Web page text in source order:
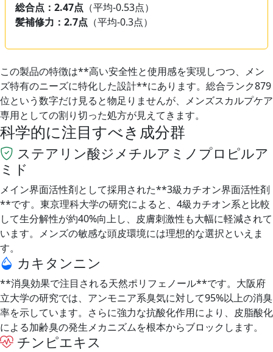
総合点：2.47点 （平均-0.53点）
髪補修力：2.7点 （平均-0.3点）
この製品の特徴は**高い安全性と使用感を実現しつつ、メン
ズ特有のニーズに特化した設計**にあります。総合ランク879
位という数字だけ見ると物足りませんが、メンズスカルプケア
専用としての割り切った処方が見えてきます。
科学的に注目すべき成分群
ステアリン酸ジメチルアミノプロピルア
ミド
メイン界面活性剤として採用された**3級カチオン界面活性剤
**です。東京理科大学の研究によると、4級カチオン系と比較
して生分解性が約40%向上し、皮膚刺激性も大幅に軽減されて
います。メンズの敏感な頭皮環境には理想的な選択といえま
す。
カキタンニン
**消臭効果で注目される天然ポリフェノール**です。大阪府
立大学の研究では、アンモニア系臭気に対して95%以上の消臭
率を示しています。さらに強力な抗酸化作用により、皮脂酸化
による加齢臭の発生メカニズムを根本からブロックします。
チンピエキス